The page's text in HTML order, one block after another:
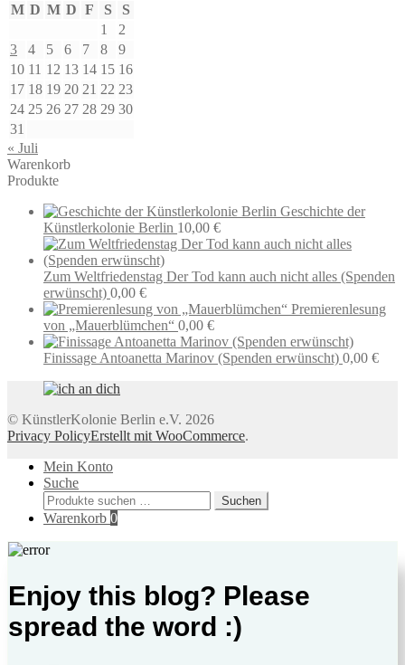
M D M D F S
S
1
2
3
4 5 6 7 8
9
10 11 12 13 14 15 16
17 18 19 20 21 22 23
24 25 26 27 28 29 30
31
« Juli
Warenkorb
Produkte
Geschichte der
Künstlerkolonie Berlin 10,00 €
Zum Weltfriedenstag Der Tod kann auch nicht alles (Spenden
erwünscht) 0,00 €
Premierenlesung
von „Mauerblümchen“ 0,00 €
Finissage Antoanetta Marinov (Spenden erwünscht) 0,00 €
© KünstlerKolonie Berlin e.V. 2026
Privacy PolicyErstellt mit WooCommerce.
Mein Konto
Suche
Suchen
nach:
Suchen
Warenkorb 0
Enjoy this blog? Please
spread the word :)